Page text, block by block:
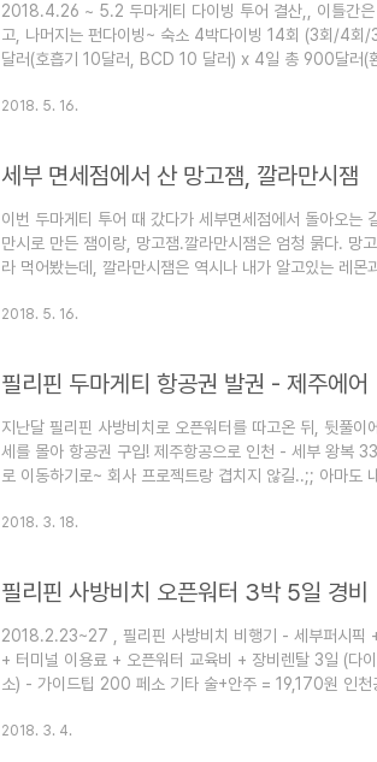
2018.4.26 ~ 5.2 두마게티 다이빙 투어 결산,, 이틀간
고, 나머지는 펀다이빙~ 숙소 4박다이빙 14회 (3회/4
달러(호흡기 10달러, BCD 10 달러) x 4일 총 900달러
2018. 5. 16.
세부 면세점에서 산 망고잼, 깔라만시잼
이번 두마게티 투어 때 갔다가 세부면세점에서 돌아오는
만시로 만든 잼이랑, 망고잼.깔라만시잼은 엄청 묽다. 망
라 먹어봤는데, 깔라만시잼은 역시나 내가 알고있는 레
시가 제일 쌌던 것 같고... 세부 공항 면세점에서 6개 샘플
많..
2018. 5. 16.
필리핀 두마게티 항공권 발권 - 제주에어
지난달 필리핀 사방비치로 오픈워터를 따고온 뒤, 뒷풀
세를 몰아 항공권 구입! 제주항공으로 인천 - 세부 왕복
로 이동하기로~ 회사 프로젝트랑 겹치지 않길..;; 아마도
2018. 3. 18.
필리핀 사방비치 오픈워터 3박 5일 경비
2018.2.23~27 , 필리핀 사방비치 비행기 - 세부퍼시
+ 터미널 이용료 + 오픈워터 교육비 + 장비렌탈 3일 (
소) - 가이드팁 200 페소 기타 술+안주 = 19,170원 인
2018. 3. 4.